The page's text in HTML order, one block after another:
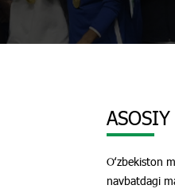
Oʻzbekiston
navbatdagi